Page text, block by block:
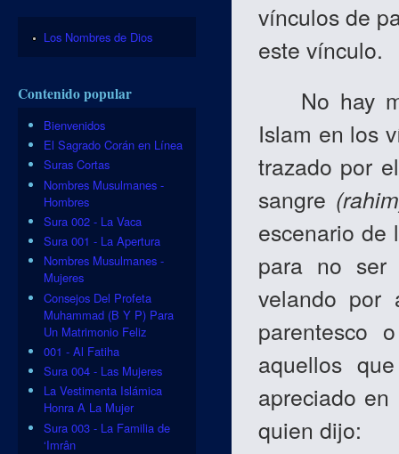
vínculos de
este vínculo.
No hay
Islam en los
trazado por
sangre
escenario
para no
velando por
parentesco
aquellos
apreciado
quien dijo:
Los Nombres de Dios
Contenido popular
Bienvenidos
El Sagrado Corán en Línea
Suras Cortas
Nombres Musulmanes -
Hombres
Sura 002 - La Vaca
Sura 001 - La Apertura
Nombres Musulmanes -
Mujeres
Consejos Del Profeta
Muhammad (B Y P) Para
Un Matrimonio Feliz
001 - Al Fatiha
Sura 004 - Las Mujeres
La Vestimenta Islámica
Honra A La Mujer
Sura 003 - La Familia de
‘Imrân